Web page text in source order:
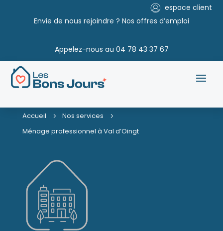
Appelez-nous au 04 78 43 37 67
Envie de nous rejoindre ? Nos offres d’emploi
espace client
Accueil 5 Nos services 5
Ménage professionnel à Val d’Oingt